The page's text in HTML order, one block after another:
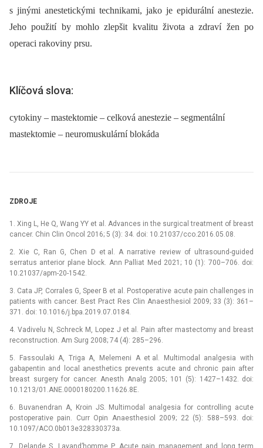
s jinými anestetickými technikami, jako je epidurální anestezie.
Jeho použití by mohlo zlepšit kvalitu života a zdraví žen po
operaci rakoviny prsu.
Klíčová slova:
cytokiny – mastektomie – celková anestezie – segmentální
mastektomie – neuromuskulární blokáda
ZDROJE
1. Xing L, He Q, Wang YY et al. Advances in the surgical treatment of breast
cancer. Chin Clin Oncol 2016; 5 (3): 34. doi: 10.21037/cco.2016.05.08.
2. Xie C, Ran G, Chen D et al. A narrative review of ultrasound-guided
serratus anterior plane block. Ann Palliat Med 2021; 10 (1): 700–706. doi:
10.21037/apm-20-1542.
3. Cata JP, Corrales G, Speer B et al. Postoperative acute pain challenges in
patients with cancer. Best Pract Res Clin Anaesthesiol 2009; 33 (3): 361–
371. doi: 10.1016/j.bpa.2019.07.0184.
4. Vadivelu N, Schreck M, Lopez J et al. Pain after mastectomy and breast
reconstruction. Am Surg 2008; 74 (4): 285–296.
5. Fassoulaki A, Triga A, Melemeni A et al. Multimodal analgesia with
gabapentin and local anesthetics prevents acute and chronic pain after
breast surgery for cancer. Anesth Analg 2005; 101 (5): 1427–1432. doi:
10.1213/01.ANE.0000180200.11626.8E.
6. Buvanendran A, Kroin JS. Multimodal analgesia for controlling acute
postoperative pain. Curr Opin Anaesthesiol 2009; 22 (5): 588–593. doi:
10.1097/ACO.0b013e328330373a.
7. Delande S, Lavand’homme P. Acute pain management and long term